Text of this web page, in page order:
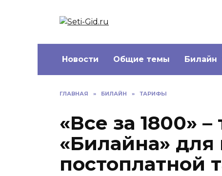
Новости Общие темы Билайн
ГЛАВНАЯ » БИЛАЙН » ТАРИФЫ
«Все за 1800»
«Билайна» для
постоплатной